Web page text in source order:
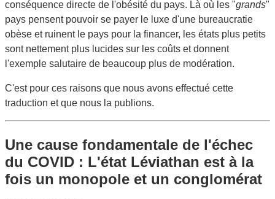
conséquence directe de l'obésité du pays. Là où les "grands"
pays pensent pouvoir se payer le luxe d'une bureaucratie
obèse et ruinent le pays pour la financer, les états plus petits
sont nettement plus lucides sur les coûts et donnent
l'exemple salutaire de beaucoup plus de modération.
C'est pour ces raisons que nous avons effectué cette
traduction et que nous la publions.
Une cause fondamentale de l'échec
du COVID : L'état Léviathan est à la
fois un monopole et un conglomérat